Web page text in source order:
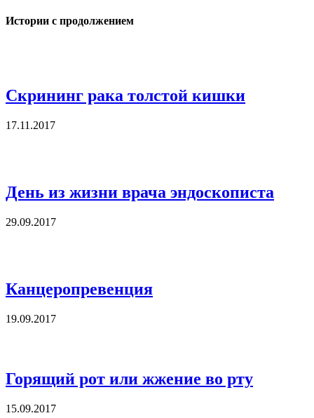
Истории с продолжением
Скрининг рака толстой кишки
17.11.2017
День из жизни врача эндоскописта
29.09.2017
Канцеропревенция
19.09.2017
Горящий рот или жжение во рту
15.09.2017